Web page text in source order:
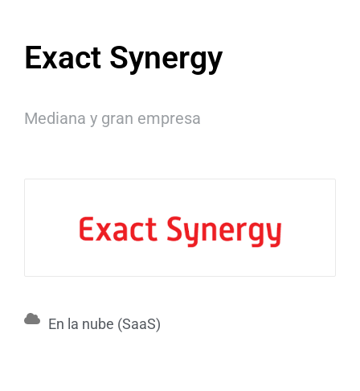
Exact Synergy
Mediana y gran empresa
En la nube (SaaS)